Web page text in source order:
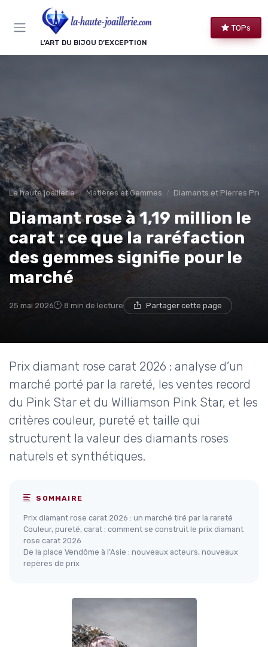
L’ART DU BIJOU D’EXCEPTION
TOPs
La haute joaillerie Matières et Gemmes Diamants et Pierres
Diamant rose à 1,19 million le
carat : ce que la raréfaction
des gemmes signifie pour le
marché
25 mai 2026 8 min de lecture Partager cette page
Prix diamant rose carat 2026 : analyse d’un
marché porté par la rareté, les ventes record
du Pink Star et du Williamson Pink Star, et les
critères couleur, pureté et taille qui
structurent la valeur des diamants roses
naturels et synthétiques.
SOMMAIRE
Prix diamant rose carat 2026 : un marché tiré par la rareté
Couleur, pureté, carat : comment se construit le prix diamant
rose carat 2026
De la place Vendôme à l’Asie : nouveaux acteurs, nouveaux
repères de prix
Panneau de gestion des cookies